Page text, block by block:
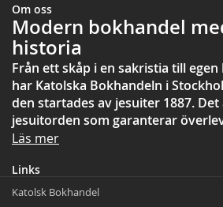
Om oss
Modern bokhandel
historia
Från ett skåp i en sakristia till egen
har Katolska Bokhandeln i
den startades av jesuiter 1887.
jesuitorden som garanterar
Läs mer
Links
Katolsk Bokhandel